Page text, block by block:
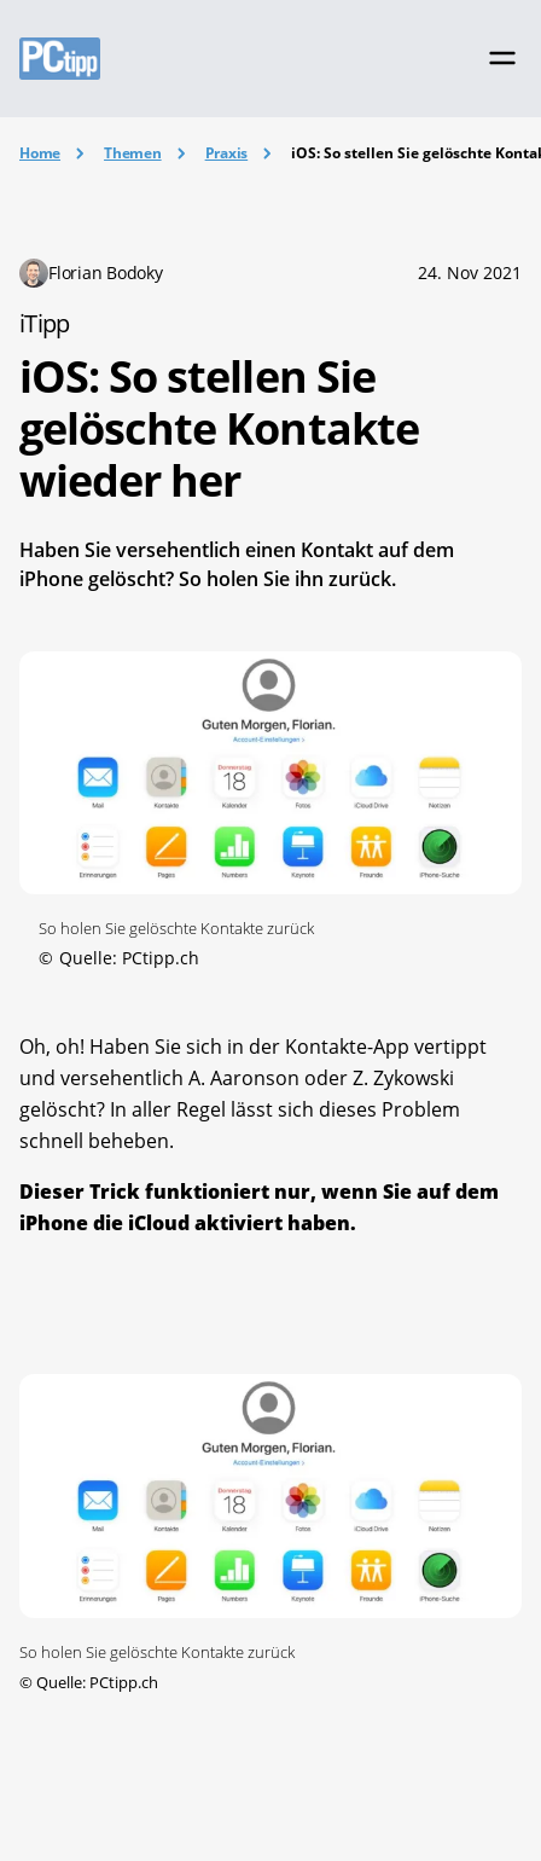
Home Themen Praxis iOS: So stellen Sie gelöschte
Florian Bodoky 24. Nov 2021
iTipp
iOS: So stellen Sie
gelöschte Kontakte
wieder her
Haben Sie versehentlich einen Kontakt auf dem
iPhone gelöscht? So holen Sie ihn zurück.
So holen Sie gelöschte Kontakte zurück
© Quelle: PCtipp.ch
Oh, oh! Haben Sie sich in der Kontakte-App vertippt
und versehentlich A. Aaronson oder Z. Zykowski
gelöscht? In aller Regel lässt sich dieses Problem
schnell beheben.
Dieser Trick funktioniert nur, wenn Sie auf dem
iPhone die iCloud aktiviert haben.
So holen Sie gelöschte Kontakte zurück
©Quelle: PCtipp.ch